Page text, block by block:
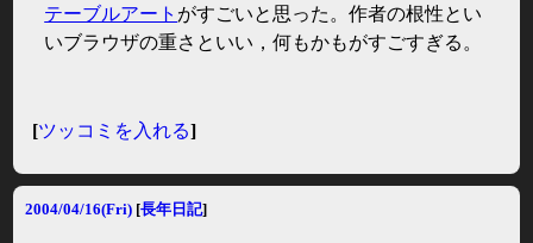
テーブルアート がすごいと思った。作者の根性とい
いブラウザの重さといい，何もかもがすごすぎる。
[ツッコミを入れる]
2004/04/16(Fri) [長年日記]